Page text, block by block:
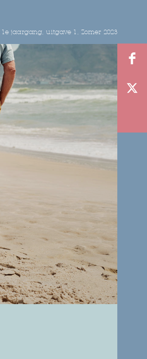
1e jaargang, uitgave 1, Zomer 2023